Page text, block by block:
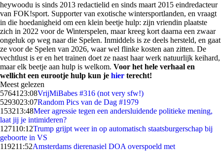
heywoodu is sinds 2013 redactielid en sinds maart 2015 eindredacteur
van FOK!sport. Supporter van exotische wintersportlanden, en vraagt
in die hoedanigheid om een klein beetje hulp: zijn vriendin plaatste
zich in 2022 voor de Winterspelen, maar kreeg kort daarna een zwaar
ongeluk op weg naar die Spelen. Inmiddels is ze deels hersteld, en gaat
ze voor de Spelen van 2026, waar wel flinke kosten aan zitten. De
vechtlust is er en het trainen doet ze naast haar werk natuurlijk keihard,
maar elk beetje aan hulp is welkom. Voor het hele verhaal en
wellicht een eurootje hulp kun je hier terecht!
Meest gelezen
57641 23:08VrijMiBabes #316 (not very sfw!)
5293023:07Random Pics van de Dag #1979
153213:48Meer agressie tegen een andersluidende politieke mening,
laat jij je intimideren?
127110:12Trump grijpt weer in op automatisch staatsburgerschap bij
geboorte in VS
119211:52Amsterdams dierenasiel DOA overspoeld met